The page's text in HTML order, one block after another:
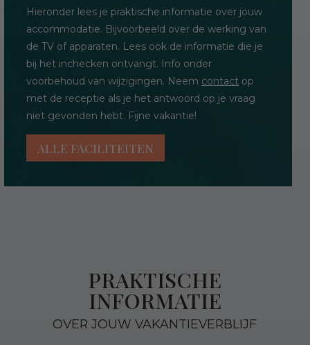
Hieronder lees je praktische informatie over jouw
accommodatie. Bijvoorbeeld over de werking van
de TV of apparaten. Lees ook de informatie die je
bij het inchecken ontvangt. Info onder
voorbehoud van wijzigingen. Neem contact op
met de receptie als je het antwoord op je vraag
niet gevonden hebt. Fijne vakantie!
ALLE FACILITEITEN
PRAKTISCHE
INFORMATIE
OVER JOUW VAKANTIEVERBLIJF